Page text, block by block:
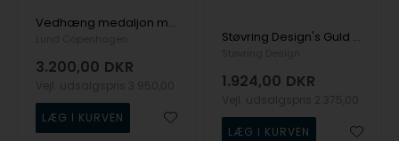
Vedhæng medaljon med mønster 21x16mm 9 karat
3.200,00 DKR
Støvring Design's Guld vedhæng
1.924,00 DKR